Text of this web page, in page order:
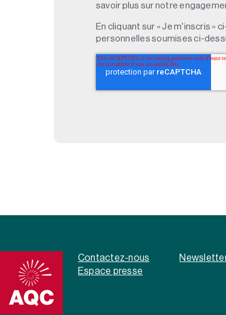
savoir plus sur notre
En cliquant sur « Je m'inscris
personnelles soumises ci-
Contactez-nous
Espace presse